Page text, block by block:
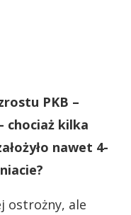
PKB –
chociaż kilka
nawet 4-
ostrożny, ale